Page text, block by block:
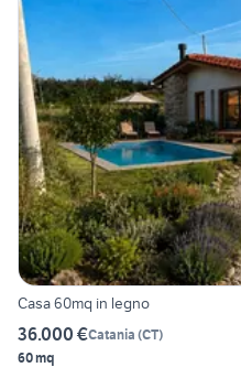
Casa 60mq in legno
36.000 €Catania (CT)
60 mq